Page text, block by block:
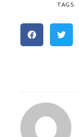
TAGS: